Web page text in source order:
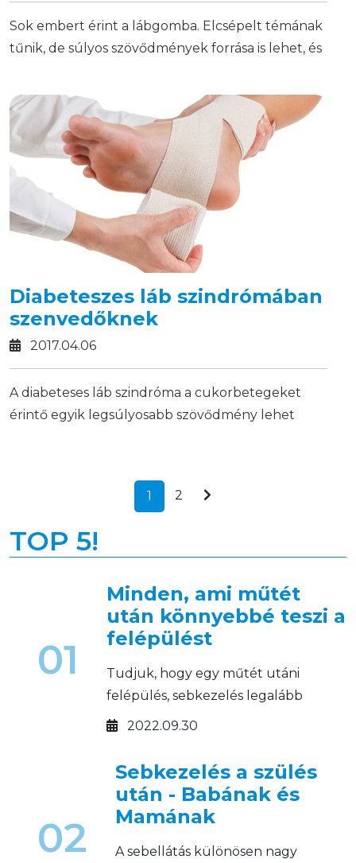
Sok embert érint a lábgomba. Elcsépelt témának
tűnik, de súlyos szövődmények forrása is lehet, és
sodorják veszélybe, hanem cukorbetegség
esetén súlyosabb következményekkel is
szembesülhetnek.
Diabeteszes láb szindrómában
szenvedőknek
2017.04.06
A diabeteses láb szindróma a cukorbetegeket
érintő egyik legsúlyosabb szövődmény lehet
nem kér időben segítséget.
1
2
TOP 5!
01
Minden, ami műtét
után könnyebbé teszi a
felépülést
Tudjuk, hogy egy műtét utáni
felépülés, sebkezelés legalább
annyira rajtunk múlik, mint az
2022.09.30
02
Sebkezelés a szülés
után - Babának és
Mamának
A sebellátás különösen nagy